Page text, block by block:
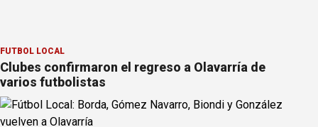
FÚTBOL LOCAL
Clubes confirmaron el regreso a Olavarría de
varios futbolistas